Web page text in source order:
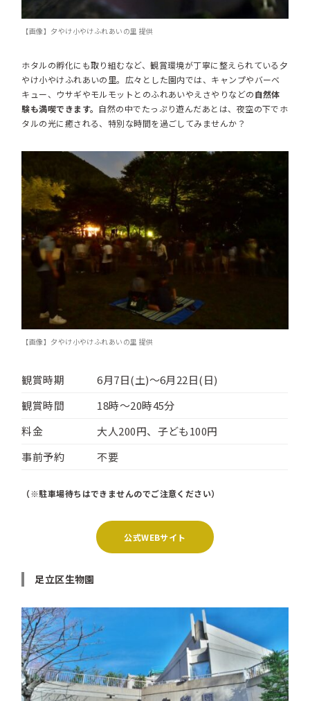
【画像】夕やけ小やけふれあいの里 提供
ホタルの孵化にも取り組むなど、観賞環境が丁寧に整えられている夕
やけ小やけふれあいの里。広々とした園内では、キャンプやバーベ
キュー、ウサギやモルモットとのふれあいやえさやりなどの自然体
験も満喫できます。 自然の中でたっぷり遊んだあとは、夜空の下でホ
タルの光に癒される、特別な時間を過ごしてみませんか？
【画像】夕やけ小やけふれあいの里 提供
観賞時期
6月7日(土)〜6月22日(日)
観賞時間
18時〜20時45分
料金
大人200円、子ども100円
事前予約
不要
（※駐車場待ちはできませんのでご注意ください）
公式WEBサイト
足立区生物園